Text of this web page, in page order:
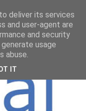
deliver its services
and user-agent are
and security
usage
abuse.
IT